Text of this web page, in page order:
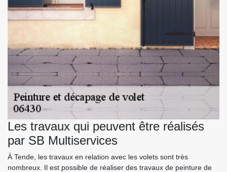
Les travaux qui peuvent être réalisés
par SB Multiservices
À Tende, les travaux en relation avec les volets sont très
nombreux. Il est possible de réaliser des travaux de peinture de